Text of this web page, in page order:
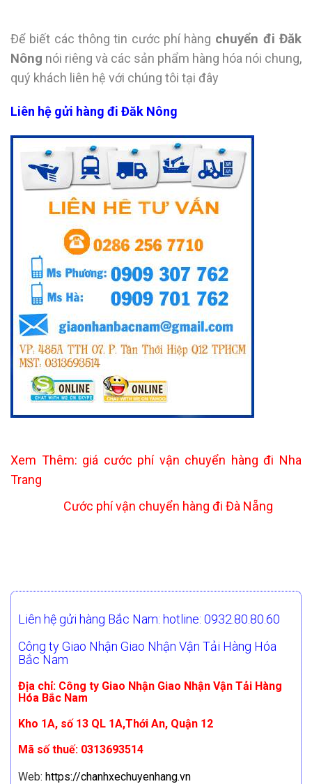
Để biết các thông tin cước phí hàng chuyển đi Đăk
Nông nói riêng và các sản phẩm hàng hóa nói chung,
quý khách liên hệ với chúng tôi tại đây
Liên hệ gửi hàng đi Đăk Nông
Xem Thêm: giá cước phí vận chuyển hàng đi Nha
Trang
Cước phí vận chuyển hàng đi Đà Nẵng
Liên hệ gửi hàng Bắc Nam: hotline: 0932.80.80.60
Công ty Giao Nhận Giao Nhận Vận Tải Hàng Hóa
Bắc Nam
Địa chỉ: Công ty Giao Nhận Giao Nhận Vận Tải Hàng
Hóa Bắc Nam
Kho 1A, số 13 QL 1A,Thới An, Quận 12
Mã số thuế: 0313693514
Web: https://chanhxechuyenhang.vn